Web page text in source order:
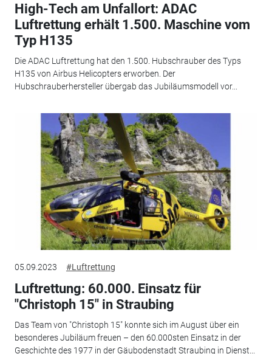
High-Tech am Unfallort: ADAC
Luftrettung erhält 1.500. Maschine vom
Typ H135
Die ADAC Luftrettung hat den 1.500. Hubschrauber des Typs
H135 von Airbus Helicopters erworben. Der
Hubschrauberhersteller übergab das Jubiläumsmodell vor...
05.09.2023 #Luftrettung
Luftrettung: 60.000. Einsatz für
"Christoph 15" in Straubing
Das Team von "Christoph 15" konnte sich im August über ein
besonderes Jubiläum freuen – den 60.000sten Einsatz in der
Geschichte des 1977 in der Gäubodenstadt Straubing in Dienst...